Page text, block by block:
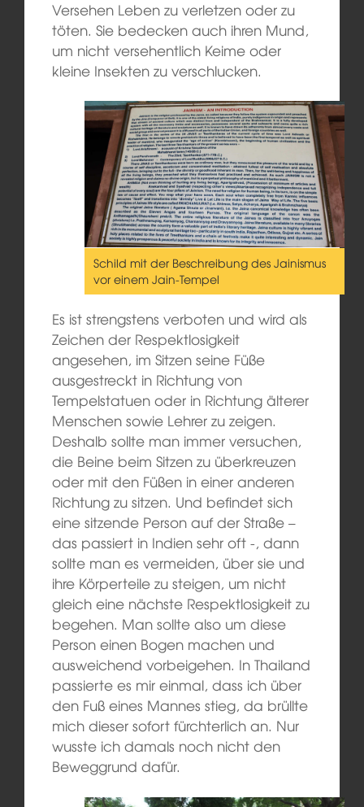
Versehen Leben zu verletzen oder zu
töten. Sie bedecken auch ihren Mund,
um nicht versehentlich Keime oder
kleine Insekten zu verschlucken.
Schild mit der Beschreibung des Jainismus
vor einem Jain-Tempel
Es ist strengstens verboten und wird als
Zeichen der Respektlosigkeit
angesehen, im Sitzen seine Füße
ausgestreckt in Richtung von
Tempelstatuen oder in Richtung älterer
Menschen sowie Lehrer zu zeigen.
Deshalb sollte man immer versuchen,
die Beine beim Sitzen zu überkreuzen
oder mit den Füßen in einer anderen
Richtung zu sitzen. Und befindet sich
eine sitzende Person auf der Straße –
das passiert in Indien sehr oft -, dann
sollte man es vermeiden, über sie und
ihre Körperteile zu steigen, um nicht
gleich eine nächste Respektlosigkeit zu
begehen. Man sollte also um diese
Person einen Bogen machen und
ausweichend vorbeigehen. In Thailand
passierte es mir einmal, dass ich über
den Fuß eines Mannes stieg, da brüllte
mich dieser sofort fürchterlich an. Nur
wusste ich damals noch nicht den
Beweggrund dafür.